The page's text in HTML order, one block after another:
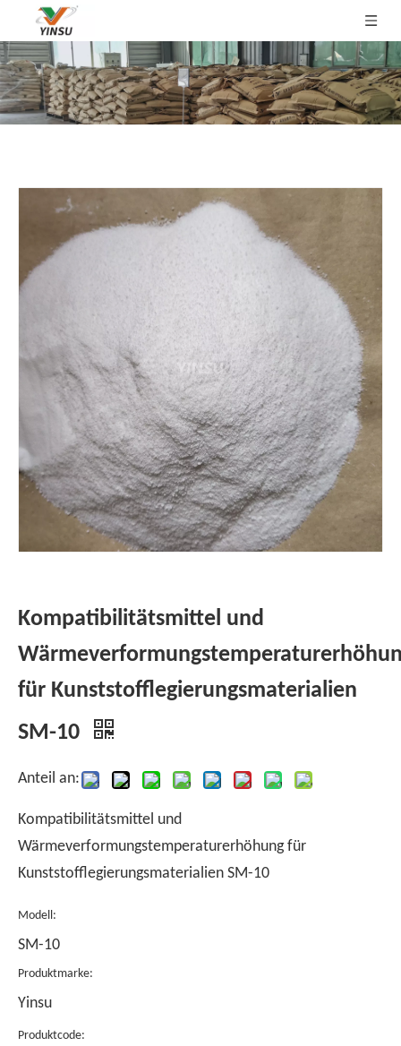
Kompatibilitätsmittel und
für Kunststofflegierungsmaterialien
SM-10
Anteil an:
Kompatibilitätsmittel und
Wärmeverformungstemperaturerhöhung für
Kunststofflegierungsmaterialien SM-10
Modell:
SM-10
Produktmarke:
Yinsu
Produktcode: